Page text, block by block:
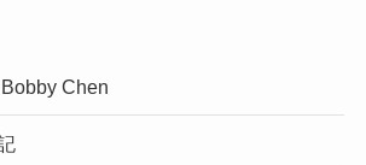
Bobby Chen